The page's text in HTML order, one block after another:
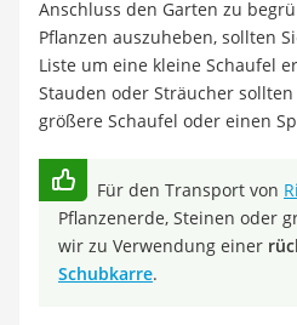
Anschluss den Garten zu
Pflanzen auszuheben, sollten
Liste um eine kleine Schaufel
Stauden oder Sträucher
größere Schaufel oder einen
Für den Transport von
Pflanzenerde, Steinen oder
wir zu Verwendung einer
Schubkarre.